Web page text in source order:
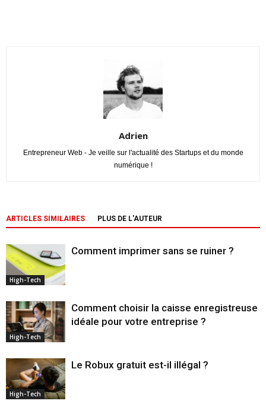
Adrien
Entrepreneur Web - Je veille sur l'actualité des Startups et du monde
numérique !
ARTICLES SIMILAIRES PLUS DE L'AUTEUR
High-Tech
Comment imprimer sans se ruiner ?
High-Tech
Comment choisir la caisse enregistreuse
idéale pour votre entreprise ?
High-Tech
Le Robux gratuit est-il illégal ?